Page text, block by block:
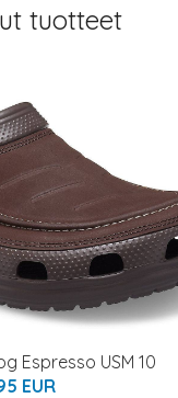
tuotteet
Espresso USM 10
EUR